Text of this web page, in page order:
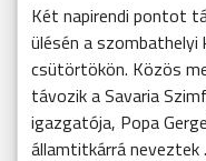
Két napirendi pontot
ülésén a szombathelyi
csütörtökön. Közös
távozik a Savaria
igazgatója, Popa
államtitkárrá neveztek